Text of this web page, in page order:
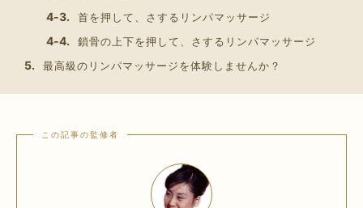
首を押して、さするリンパマッサージ
鎖骨の上下を押して、さするリンパマッサージ
最高級のリンパマッサージを体験しませんか？